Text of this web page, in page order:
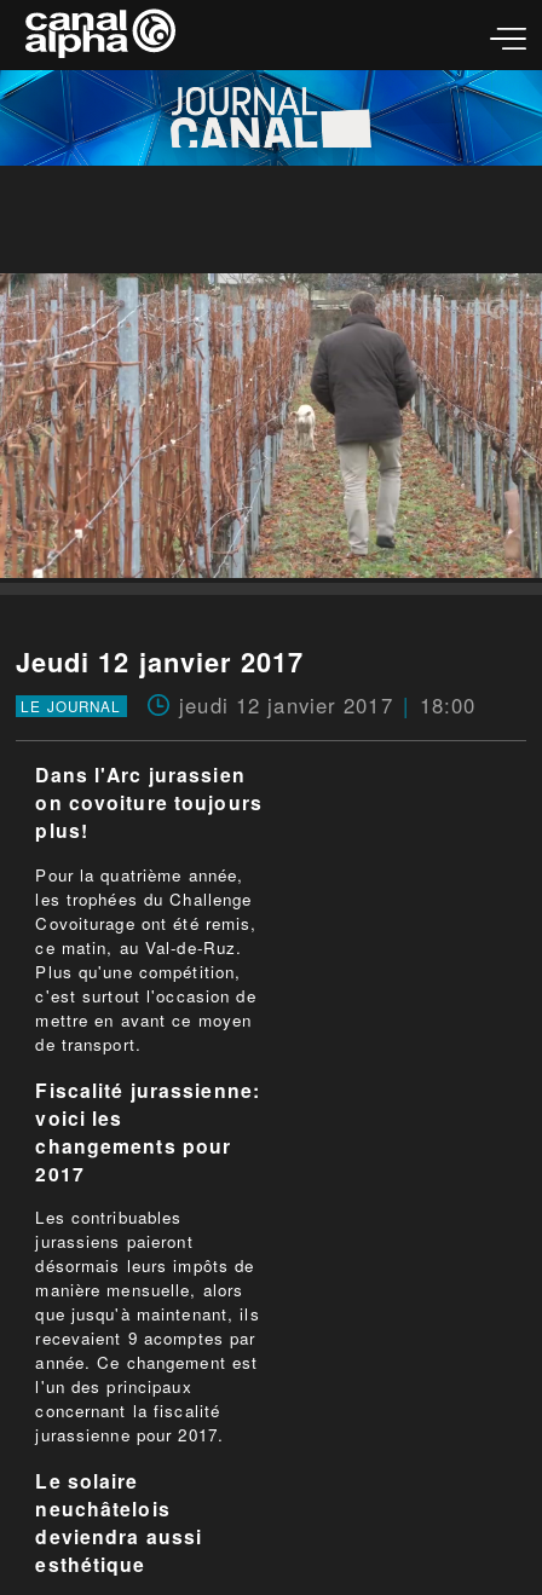
Jeudi 12 janvier 2017
LE JOURNAL jeudi 12 janvier 2017 18:00
Dans l'Arc jurassien
on covoiture toujours
plus!
Pour la quatrième année,
les trophées du Challenge
Covoiturage ont été remis,
ce matin, au Val-de-Ruz.
Plus qu'une compétition,
c'est surtout l'occasion de
mettre en avant ce moyen
de transport.
Fiscalité jurassienne:
voici les
changements pour
2017
Les contribuables
jurassiens paieront
désormais leurs impôts de
manière mensuelle, alors
que jusqu'à maintenant, ils
recevaient 9 acomptes par
année. Ce changement est
l'un des principaux
concernant la fiscalité
jurassienne pour 2017.
Le solaire
neuchâtelois
deviendra aussi
esthétique